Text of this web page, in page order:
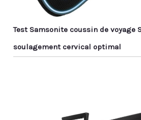
Test Samsonite coussin de voyage
soulagement cervical optimal